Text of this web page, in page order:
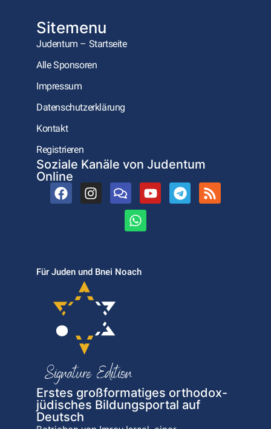
Sitemenu
Judentum – Startseite
Alle Sponsoren
Impressum
Datenschutzerklärung
Kontakt
Registrieren
Soziale Kanäle von Judentum
Online
Für Juden und Bnei Noach
Erstes großformatiges orthodox-
jüdisches Bildungsportal auf
Deutsch